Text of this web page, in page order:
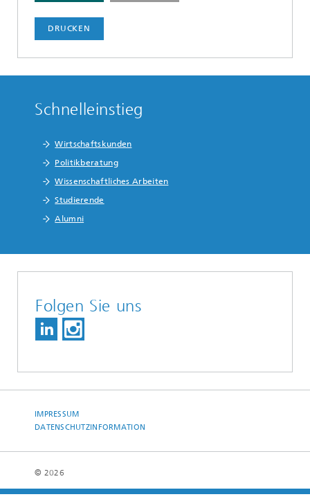
DRUCKEN
Schnelleinstieg
Wirtschaftskunden
Politikberatung
Wissenschaftliches Arbeiten
Studierende
Alumni
Folgen Sie uns
IMPRESSUM
DATENSCHUTZINFORMATION
© 2026